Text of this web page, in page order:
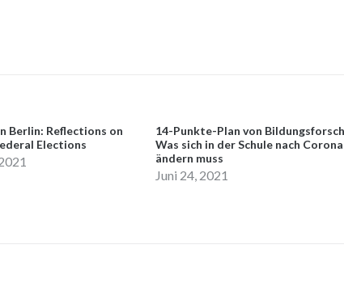
Berlin: Reflections on
Elections
14-Punkte-Plan von
Was sich in der Schule nach Corona
ändern muss
Juni 24, 2021